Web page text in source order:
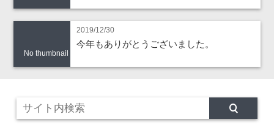
No thumbnail
2019/12/30
今年もありがとうございました。